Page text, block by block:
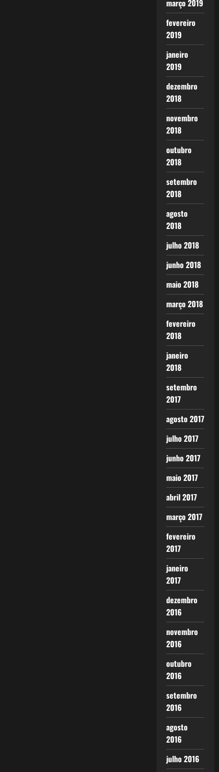
março 2019
fevereiro
2019
janeiro
2019
dezembro
2018
novembro
2018
outubro
2018
setembro
2018
agosto
2018
julho 2018
junho 2018
maio 2018
março 2018
fevereiro
2018
janeiro
2018
setembro
2017
agosto 2017
julho 2017
junho 2017
maio 2017
abril 2017
março 2017
fevereiro
2017
janeiro
2017
dezembro
2016
novembro
2016
outubro
2016
setembro
2016
agosto
2016
julho 2016